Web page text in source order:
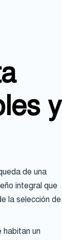
y
de una
integral que
la selección de
habitan un